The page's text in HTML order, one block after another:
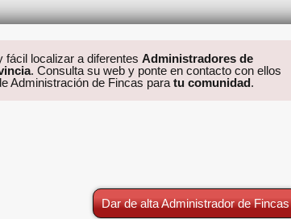
localizar a diferentes Administradores de
. Consulta su web y ponte en contacto con ellos
Administración de Fincas para tu comunidad.
Dar de alta Administrador de Fincas